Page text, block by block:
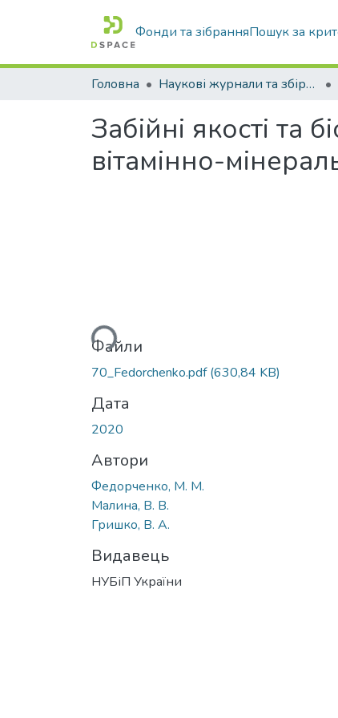
Фонди та зібранняПошук за
Головна Наукові журнали та збірники видань
Забійні якості та
вітамінно-
Вантажиться...Файли
70_Fedorchenko.pdf(630,84 KB)
Дата
2020
Автори
Федорченко, М. М.
Малина, В. В.
Гришко, В. А.
Видавець
НУБіП України